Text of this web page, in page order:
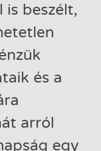
is beszélt,
és a
arról
egy